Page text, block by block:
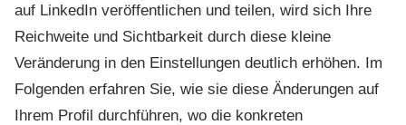
auf LinkedIn veröffentlichen und teilen, wird sich Ihre
Reichweite und Sichtbarkeit durch diese kleine
Veränderung in den Einstellungen deutlich erhöhen. Im
Folgenden erfahren Sie, wie sie diese Änderungen auf
Ihrem Profil durchführen, wo die konkreten